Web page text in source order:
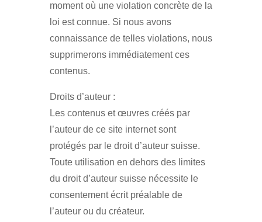
moment où une violation concrète de la
loi est connue. Si nous avons
connaissance de telles violations, nous
supprimerons immédiatement ces
contenus.
Droits d’auteur :
Les contenus et œuvres créés par
l’auteur de ce site internet sont
protégés par le droit d’auteur suisse.
Toute utilisation en dehors des limites
du droit d’auteur suisse nécessite le
consentement écrit préalable de
l’auteur ou du créateur.